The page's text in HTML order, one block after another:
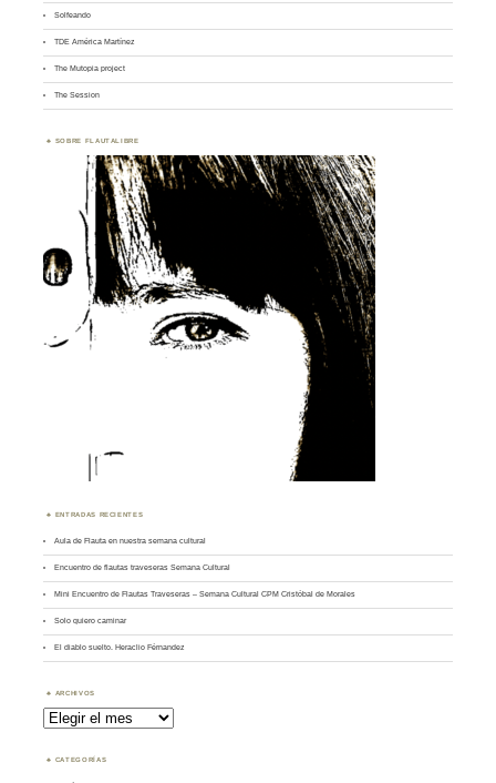
Solfeando
TDE América Martínez
The Mutopia project
The Session
SOBRE FLAUTALIBRE
ENTRADAS RECIENTES
Aula de Flauta en nuestra semana cultural
Encuentro de flautas traveseras Semana Cultural
Mini Encuentro de Flautas Traveseras – Semana Cultural CPM Cristóbal de Morales
Solo quiero caminar
El diablo suelto. Heraclio Férnandez
ARCHIVOS
Archivos
CATEGORÍAS